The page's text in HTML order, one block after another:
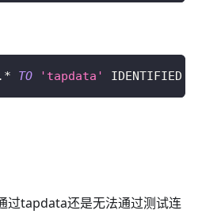
. * TO 'tapdata' IDENTIFIED
过tapdata还是无法通过测试连